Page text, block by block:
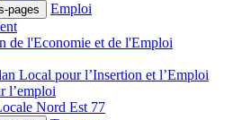
pages
Emploi
de l'Economie et de l'Emploi
Local pour l’Insertion et l’Emploi
l’emploi
Nord Est 77